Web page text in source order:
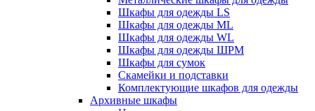
Шкафы для одежды LS
Шкафы для одежды ML
Шкафы для одежды WL
Шкафы для одежды ШРМ
Шкафы для сумок
Скамейки и подставки
Комплектующие шкафов для одежды
Архивные шкафы